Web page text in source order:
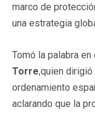
marco de
una estrategia
Tomó la palabra
Torre,quien
ordenamiento
aclarando que la